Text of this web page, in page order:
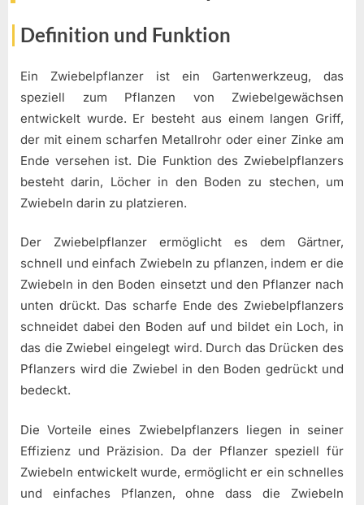
Definition und Funktion
Ein Zwiebelpflanzer ist ein Gartenwerkzeug, das
speziell zum Pflanzen von Zwiebelgewächsen
entwickelt wurde. Er besteht aus einem langen Griff,
der mit einem scharfen Metallrohr oder einer Zinke am
Ende versehen ist. Die Funktion des Zwiebelpflanzers
besteht darin, Löcher in den Boden zu stechen, um
Zwiebeln darin zu platzieren.
Der Zwiebelpflanzer ermöglicht es dem Gärtner,
schnell und einfach Zwiebeln zu pflanzen, indem er die
Zwiebeln in den Boden einsetzt und den Pflanzer nach
unten drückt. Das scharfe Ende des Zwiebelpflanzers
schneidet dabei den Boden auf und bildet ein Loch, in
das die Zwiebel eingelegt wird. Durch das Drücken des
Pflanzers wird die Zwiebel in den Boden gedrückt und
bedeckt.
Die Vorteile eines Zwiebelpflanzers liegen in seiner
Effizienz und Präzision. Da der Pflanzer speziell für
Zwiebeln entwickelt wurde, ermöglicht er ein schnelles
und einfaches Pflanzen, ohne dass die Zwiebeln